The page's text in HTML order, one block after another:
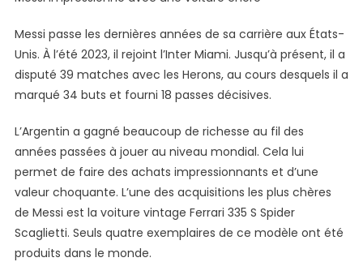
Jordan
Messi passe les dernières années de sa carrière aux États-
Unis. À l’été 2023, il rejoint l’Inter Miami. Jusqu’à présent, il a
disputé 39 matches avec les Herons, au cours desquels il a
marqué 34 buts et fourni 18 passes décisives.
L’Argentin a gagné beaucoup de richesse au fil des
années passées à jouer au niveau mondial. Cela lui
permet de faire des achats impressionnants et d’une
valeur choquante. L’une des acquisitions les plus chères
de Messi est la voiture vintage Ferrari 335 S Spider
Scaglietti. Seuls quatre exemplaires de ce modèle ont été
produits dans le monde.